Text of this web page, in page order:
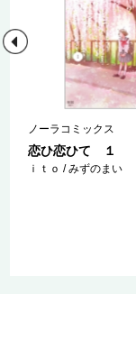
ノーラコミックス
恋ひ恋ひて １
ｉｔｏ / みずのまい